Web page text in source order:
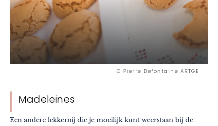
© Pierre Defontaine ARTGE
Madeleines
Een andere lekkernij die je moeilijk kunt weerstaan bij de